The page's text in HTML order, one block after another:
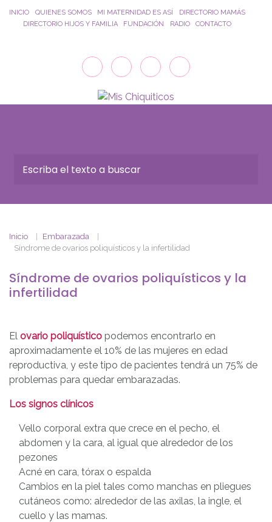
Saltar al contenido principal
INICIO QUIENES SOMOS MI MATERNIDAD ES ASÍ
DIRECTORIO MAMÁS
DIRECTORIO HIJOS Y FAMILIA
FUNDACIÓN RADIO CONTACTO
Inicio
Embarazada
Síndrome de ovarios poliquísticos y la infertilidad
Síndrome de ovarios poliquísticos y la
infertilidad
El ovario poliquístico podemos encontrarlo en
aproximadamente el 10% de las mujeres en edad
reproductiva, y este tipo de pacientes tendrá un 75% de
problemas para quedar embarazadas.
Los signos clínicos
Vello corporal extra que crece en el pecho, el
abdomen y la cara, al igual que alrededor de los
pezones
Acné en cara, tórax o espalda
Cambios en la piel tales como manchas en pliegues
cutáneos como: alrededor de las axilas, la ingle, el
cuello y las mamas.